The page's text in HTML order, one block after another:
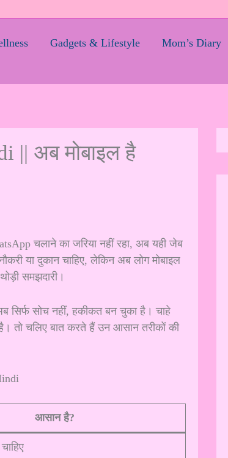
Gadgets & Lifestyle Mom’s Diary
|| अब मोबाइल है
चलाने का जरिया नहीं रहा, अब यही जेब
या दुकान चाहिए, लेकिन अब लोग मोबाइल
समझदारी।
सिर्फ सोच नहीं, हकीकत बन चुका है। चाहे
तो चलिए बात करते हैं उन आसान तरीकों की
आसान है?